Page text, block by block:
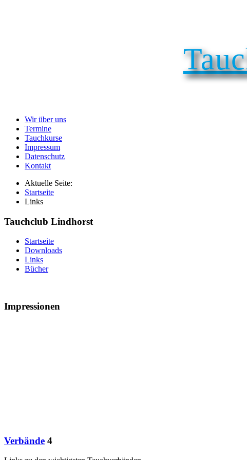
Wir über uns
Termine
Tauchkurse
Impressum
Datenschutz
Kontakt
Aktuelle Seite:
Startseite
Links
Tauchclub Lindhorst
Startseite
Downloads
Links
Bücher
Impressionen
Tauchen 10